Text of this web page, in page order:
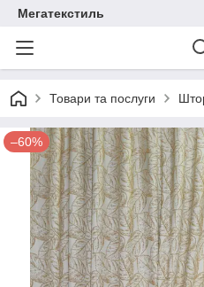
Мегатекстиль
Товари та послуги
–60%